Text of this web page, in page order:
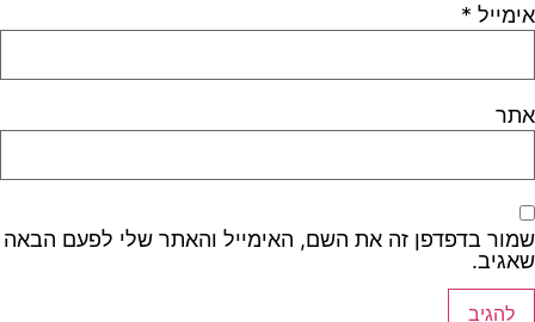
אימייל *
אתר
שמור בדפדפן זה את השם, האימייל והאתר שלי לפעם הבאה
שאגיב.